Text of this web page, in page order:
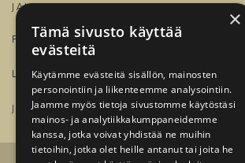
JALONOM
FÖR FÖRETAG
LOGGA IN
JOBBA HOS OSS?​
×
Tämä sivusto käyttää
evästeitä
Käytämme evästeitä sisällön, mainosten
personointiin ja liikenteemme analysointiin.
Jaamme myös tietoja sivustomme käytöstäsi
mainos- ja analytiikkakumppaneidemme
kanssa, jotka voivat yhdistää ne muihin
tietoihin, jotka olet heille antanut tai joita he